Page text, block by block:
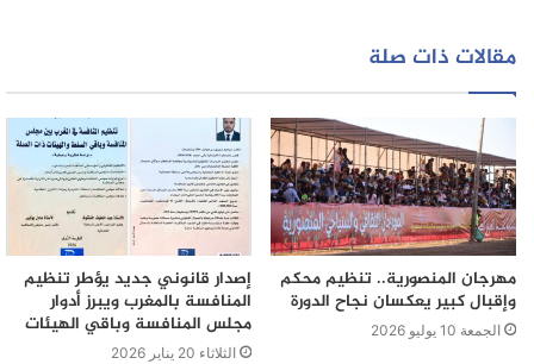
مقالات ذات صلة
مهرجان المنصورية.. تنظيم محكم
وإقبال كبير يعكسان نجاح الدورة
الجمعة 10 يوليو 2026
إصدار قانوني جديد يؤطر تنظيم
المنافسة بالمغرب ويبرز أدوار
مجلس المنافسة وباقي الهيئات
الثلاثاء 20 يناير 2026